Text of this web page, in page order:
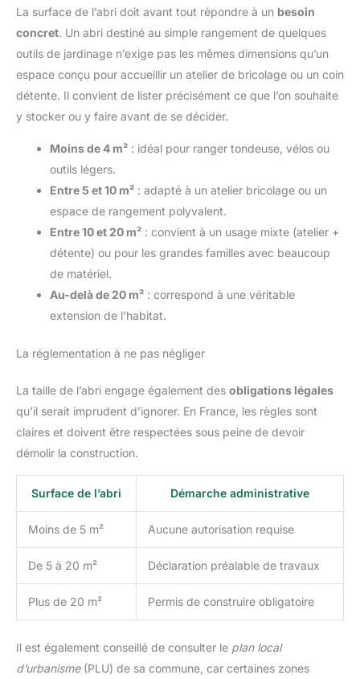
La surface de l’abri doit avant tout répondre à un besoin
concret. Un abri destiné au simple rangement de quelques
outils de jardinage n’exige pas les mêmes dimensions qu’un
espace conçu pour accueillir un atelier de bricolage ou un coin
détente. Il convient de lister précisément ce que l’on souhaite
y stocker ou y faire avant de se décider.
Moins de 4 m² : idéal pour ranger tondeuse, vélos ou
outils légers.
Entre 5 et 10 m² : adapté à un atelier bricolage ou un
espace de rangement polyvalent.
Entre 10 et 20 m² : convient à un usage mixte (atelier +
détente) ou pour les grandes familles avec beaucoup
de matériel.
Au-delà de 20 m² : correspond à une véritable
extension de l’habitat.
La réglementation à ne pas négliger
La taille de l’abri engage également des obligations légales
qu’il serait imprudent d’ignorer. En France, les règles sont
claires et doivent être respectées sous peine de devoir
démolir la construction.
Surface de l’abri Démarche administrative
Moins de 5 m² Aucune autorisation requise
De 5 à 20 m² Déclaration préalable de travaux
Plus de 20 m² Permis de construire obligatoire
Il est également conseillé de consulter le plan local
d’urbanisme(PLU) de sa commune, car certaines zones